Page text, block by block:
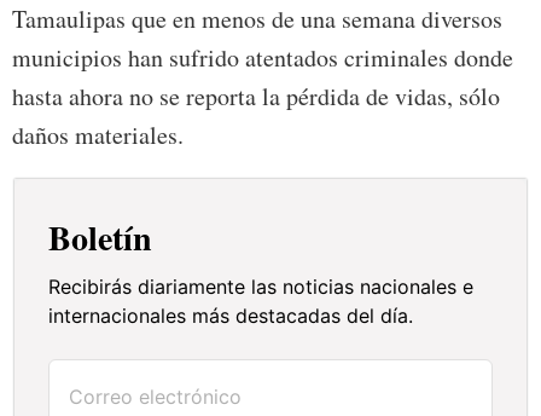
Tamaulipas que en menos de una semana diversos
municipios han sufrido atentados criminales donde
hasta ahora no se reporta la pérdida de vidas, sólo
daños materiales.
Boletín
Recibirás diariamente las noticias nacionales e
internacionales más destacadas del día.